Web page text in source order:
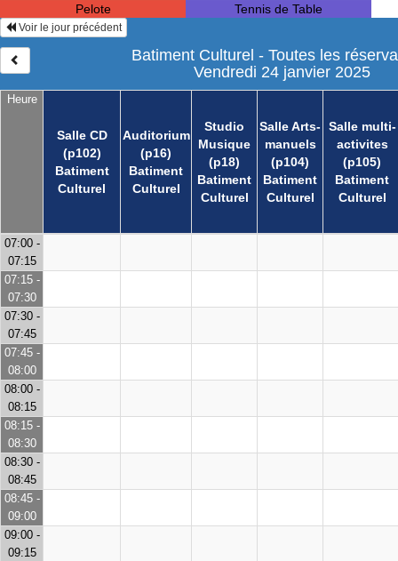
Pelote
Tennis de Table
Heure
Salle CD
(p102)
Batiment
Culturel
Auditorium
(p16)
Batiment
Culturel
Studio
Musique
(p18)
Batiment
Culturel
Salle Arts-
manuels
(p104)
Batiment
Culturel
Salle multi-
activites
(p105)
Batiment
Culturel
Voir le jour précédent
Batiment Culturel - Toutes les
Vendredi 24 janvier 2025
07:00 -
07:15
07:15 -
07:30
07:30 -
07:45
07:45 -
08:00
08:00 -
08:15
08:15 -
08:30
08:30 -
08:45
08:45 -
09:00
09:00 -
09:15